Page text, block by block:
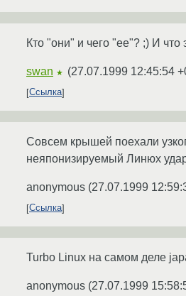
Кто "они" и чего "ее"? ;) И
swan ★ (27.07.1999 12:45:54
Ссылка
Совсем крышей поехали
неяпонизируемый Линюх
anonymous (27.07.1999
Ссылка
Turbo Linux на самом деле
anonymous (27.07.1999